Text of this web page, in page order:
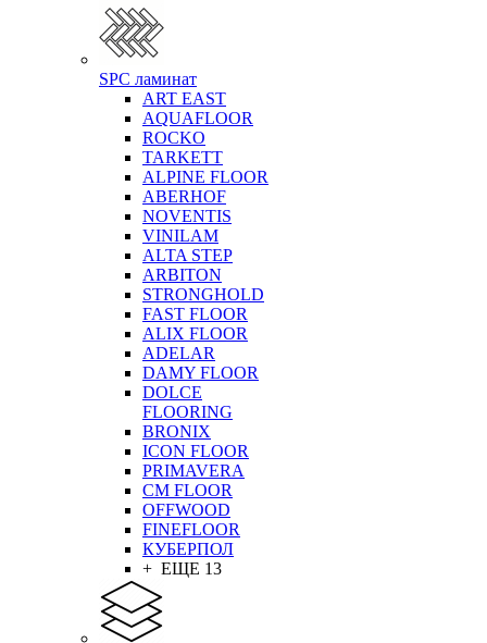
SPC ламинат
ART EAST
AQUAFLOOR
ROCKO
TARKETT
ALPINE FLOOR
ABERHOF
NOVENTIS
VINILAM
ALTA STEP
ARBITON
STRONGHOLD
FAST FLOOR
ALIX FLOOR
ADELAR
DAMY FLOOR
DOLCE
FLOORING
BRONIX
ICON FLOOR
PRIMAVERA
CM FLOOR
OFFWOOD
FINEFLOOR
КУБЕРПОЛ
+ ЕЩЕ 13